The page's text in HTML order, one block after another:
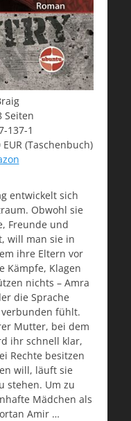
Seiten
137-1
(Taschenbuch)
entwickelt sich
Obwohl sie
Freunde und
will man sie in
ihre Eltern vor
Kämpfe, Klagen
nichts – Amra
die Sprache
fühlt.
Mutter, bei dem
ihr schnell klar,
Rechte besitzen
will, läuft sie
stehen. Um zu
Mädchen als
Amir …